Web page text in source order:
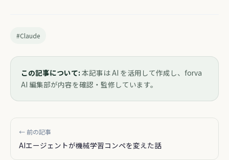
#Claude
この記事について: 本記事は AI を活用して作成し、forva
AI 編集部が内容を確認・監修しています。
← 前の記事
AIエージェントが機械学習コンペを変えた話